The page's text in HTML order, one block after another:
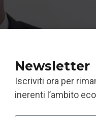
Newsletter
Iscriviti ora per
inerenti l’ambito